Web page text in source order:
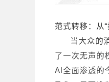
范式转移：从
当大众的
了一次无声的
AI全面渗透的